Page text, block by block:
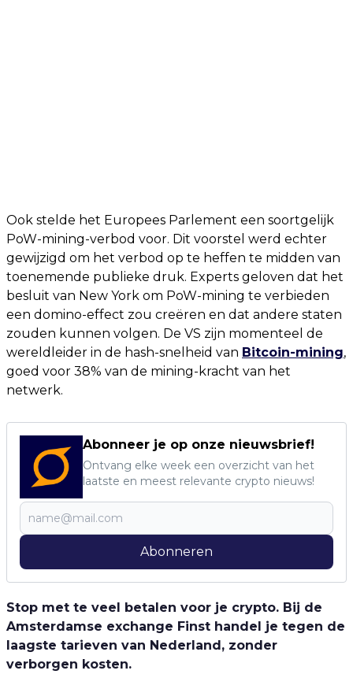
Ook stelde het Europees Parlement een soortgelijk
PoW-mining-verbod voor. Dit voorstel werd echter
gewijzigd om het verbod op te heffen te midden van
toenemende publieke druk. Experts geloven dat het
besluit van New York om PoW-mining te verbieden
een domino-effect zou creëren en dat andere staten
zouden kunnen volgen. De VS zijn momenteel de
wereldleider in de hash-snelheid van Bitcoin-mining,
goed voor 38% van de mining-kracht van het
netwerk.
Abonneer je op onze nieuwsbrief!
Ontvang elke week een overzicht van het
laatste en meest relevante crypto nieuws!
Abonneren
Stop met te veel betalen voor je crypto. Bij de
Amsterdamse exchange Finst handel je tegen de
laagste tarieven van Nederland, zonder
verborgen kosten.